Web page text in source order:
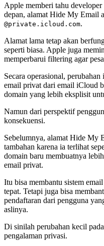
Apple memberi tahu
depan, alamat Hide My Email
@private.icloud.com.
Alamat lama tetap akan
seperti biasa. Apple juga
memperbarui filtering agar
Secara operasional,
email privat dari email iCloud
domain yang lebih eksplisit
Namun dari perspektif
konsekuensi.
Sebelumnya, alamat Hide My
tambahan karena ia terlihat
domain baru membuatnya
email privat.
Itu bisa membantu sistem
tepat. Tetapi juga bisa
pendaftaran dari pengguna
aslinya.
Di sinilah perubahan kecil
pengalaman privasi.